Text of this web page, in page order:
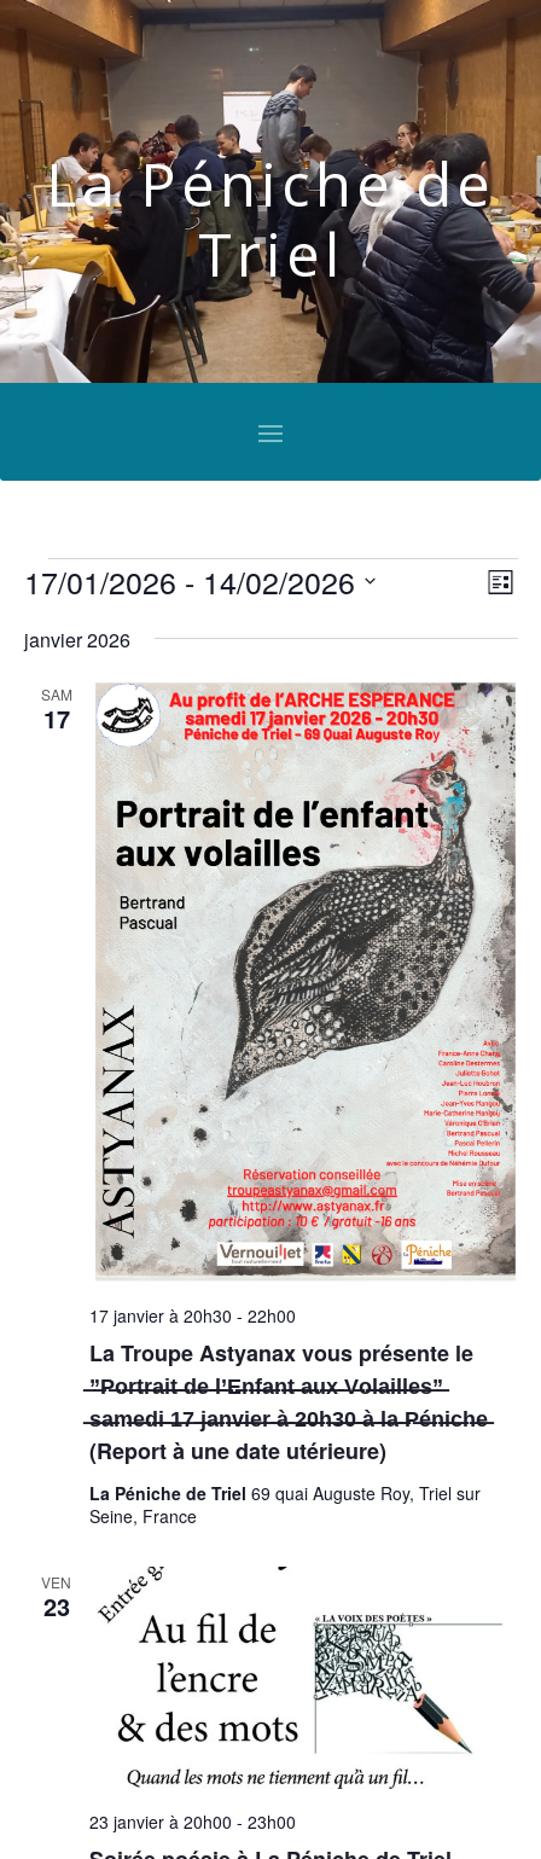
La Péniche de
Triel
Évènements
de
17/01/2026 - 14/02/2026
Sélectionnez
une
date.
janvier 2026
SAM
17
La Troupe Astyanax ​vous présente le
̶”̶P̶o̶r̶t̶r̶a̶i̶t̶ ̶d̶e̶ ̶l̶’̶E̶n̶f̶a̶n̶t̶ ̶a̶u̶x̶ ̶V̶o̶l̶a̶i̶l̶l̶e̶s̶”̶
̶s̶a̶m̶e̶d̶i̶ ̶1̶7̶ ̶j̶a̶n̶v̶i̶e̶r̶ ̶à̶ ̶2̶0̶h̶3̶0̶ ̶à̶ ̶l̶a̶ ̶P̶é̶n̶i̶c̶h̶e̶
(Report à une date utérieure)
17 janvier à 20h30 - 22h00
La Péniche de Triel 69 quai Auguste Roy, Triel sur
Seine, France
VEN
23
23 janvier à 20h00 - 23h00